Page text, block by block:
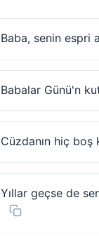
Baba, senin espri
Babalar Günü'n
Cüzdanın hiç
Yıllar geçse de